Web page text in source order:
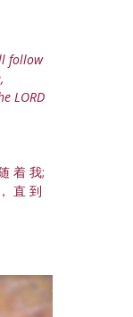
follow
LORD
着 我;
直 到